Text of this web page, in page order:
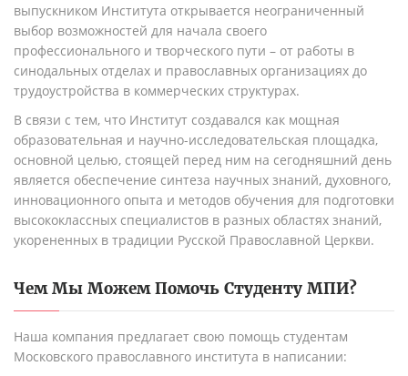
выпускником Института открывается неограниченный
выбор возможностей для начала своего
профессионального и творческого пути – от работы в
синодальных отделах и православных организациях до
трудоустройства в коммерческих структурах.
В связи с тем, что Институт создавался как мощная
образовательная и научно-исследовательская площадка,
основной целью, стоящей перед ним на сегодняшний день
является обеспечение синтеза научных знаний, духовного,
инновационного опыта и методов обучения для подготовки
высококлассных специалистов в разных областях знаний,
укорененных в традиции Русской Православной Церкви.
Чем Мы Можем Помочь Студенту МПИ?
Наша компания предлагает свою помощь студентам
Московского православного института в написании: